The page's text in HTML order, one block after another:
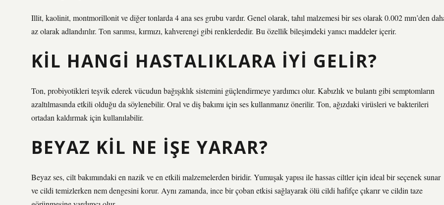
Illit, kaolinit, montmorillonit ve diğer tonlarda 4 ana ses grubu vardır. Genel olarak, tahıl malzemesi bir ses olarak 0.002 mm’den
az olarak adlandırılır. Ton sarımsı, kırmızı, kahverengi gibi renklerdedir. Bu özellik bileşimdeki yanıcı maddeler içerir.
KIL HANGI HASTALIKLARA IYI GELIR?
Ton, probiyotikleri teşvik ederek vücudun bağışıklık sistemini güçlendirmeye yardımcı olur. Kabızlık ve bulantı gibi semptomların
azaltılmasında etkili olduğu da söylenebilir. Oral ve diş bakımı için ses kullanmanız önerilir. Ton, ağızdaki virüsleri ve bakterileri
ortadan kaldırmak için kullanılabilir.
BEYAZ KIL NE IŞE YARAR?
Beyaz ses, cilt bakımındaki en nazik ve en etkili malzemelerden biridir. Yumuşak yapısı ile hassas ciltler için ideal bir seçenek sunar
ve cildi temizlerken nem dengesini korur. Aynı zamanda, ince bir çoban etkisi sağlayarak ölü cildi hafifçe çıkarır ve cildin taze